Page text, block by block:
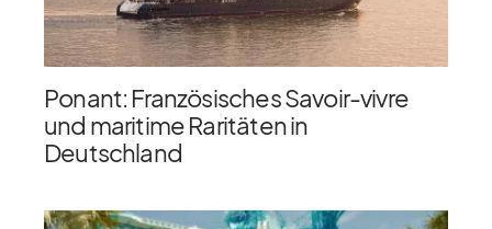
Ponant: Französisches Savoir-vivre
und maritime Raritäten in
Deutschland